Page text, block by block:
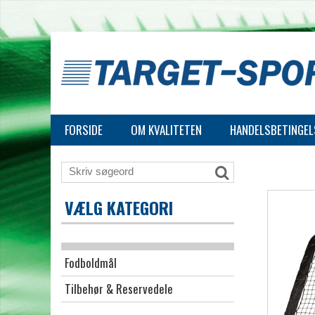
FORSIDE OM KVALITETEN
VÆLG KATEGORI
Fodboldmål
Tilbehør & Reservedele